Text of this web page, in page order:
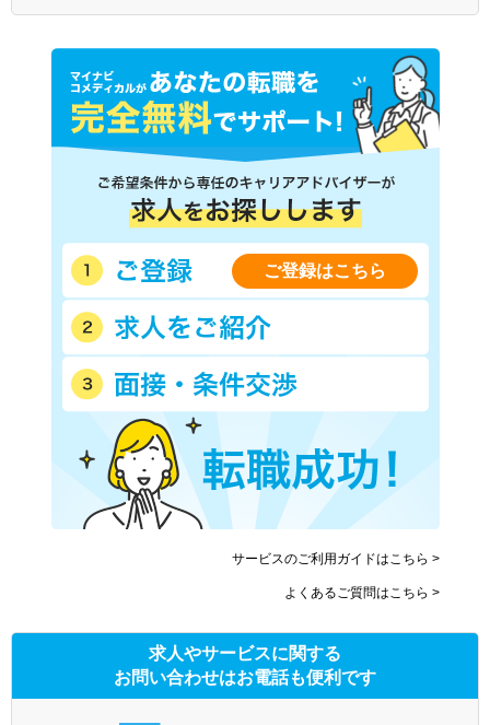
ご登録はこちら
サービスのご利用ガイドはこちら >
よくあるご質問はこちら >
求人やサービスに関する
お問い合わせはお電話も便利です